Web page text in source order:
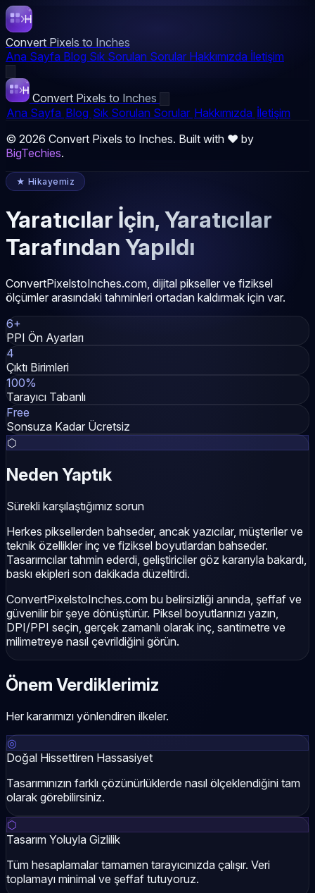
Convert Pixels to Inches
Ana Sayfa Blog Sık Sorulan Sorular Hakkımızda İletişim
Convert Pixels to Inches
Ana Sayfa Blog Sık Sorulan Sorular Hakkımızda İletişim
© 2026 Convert Pixels to Inches. Built with ❤️ by
BigTechies.
★ Hikayemiz
Yaratıcılar İçin, Yaratıcılar
Tarafından Yapıldı
ConvertPixelstoInches.com, dijital pikseller ve fiziksel
ölçümler arasındaki tahminleri ortadan kaldırmak için var.
6+
PPI Ön Ayarları
4
Çıktı Birimleri
100%
Tarayıcı Tabanlı
Free
Sonsuza Kadar Ücretsiz
⬡
Neden Yaptık
Sürekli karşılaştığımız sorun
Herkes piksellerden bahseder, ancak yazıcılar, müşteriler ve
teknik özellikler inç ve fiziksel boyutlardan bahseder.
Tasarımcılar tahmin ederdi, geliştiriciler göz kararıyla bakardı,
baskı ekipleri son dakikada düzeltirdi.
ConvertPixelstoInches.com bu belirsizliği anında, şeffaf ve
güvenilir bir şeye dönüştürür. Piksel boyutlarınızı yazın,
DPI/PPI seçin, gerçek zamanlı olarak inç, santimetre ve
milimetreye nasıl çevrildiğini görün.
Önem Verdiklerimiz
Her kararımızı yönlendiren ilkeler.
◎
Doğal Hissettiren Hassasiyet
Tasarımınızın farklı çözünürlüklerde nasıl ölçeklendiğini tam
olarak görebilirsiniz.
⬡
Tasarım Yoluyla Gizlilik
Tüm hesaplamalar tamamen tarayıcınızda çalışır. Veri
toplamayı minimal ve şeffaf tutuyoruz.